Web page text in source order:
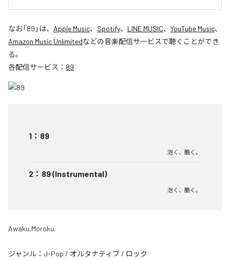
なお「89 」は、 Apple Music、 Spotify、 LINE MUSIC、 YouTube Music、
Amazon Music Unlimitedなどの音楽配信サービスで聴くことができ
る。
各配信サービス： 89
1 ： 89
泡く、脆く。
2 ： 89 (Instrumental)
泡く、脆く。
Awaku,Moroku.
ジャンル： J-Pop / オルタナティブ / ロック